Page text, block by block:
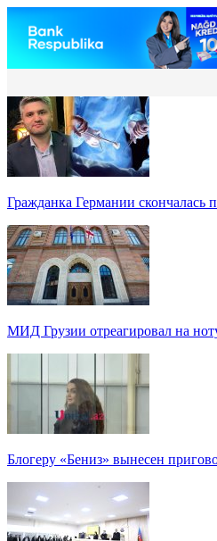
Гражданка Германии скончалась
МИД Грузии отреагировал на
Блогеру «Бениз» вынесен